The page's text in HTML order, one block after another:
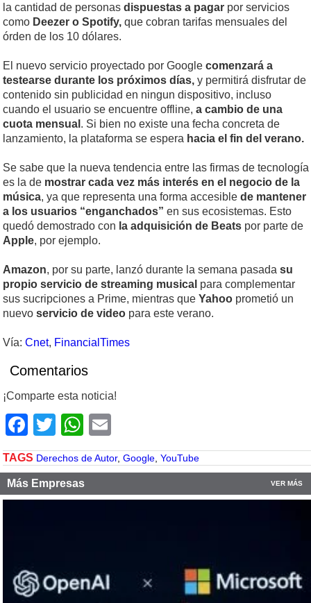
la cantidad de personas dispuestas a pagar por servicios
como Deezer o Spotify, que cobran tarifas mensuales del
órden de los 10 dólares.
El nuevo servicio proyectado por Google comenzará a
testearse durante los próximos días, y permitirá disfrutar de
contenido sin publicidad en ningun dispositivo, incluso
cuando el usuario se encuentre offline, a cambio de una
cuota mensual . Si bien no existe una fecha concreta de
lanzamiento, la plataforma se espera hacia el fin del verano.
Se sabe que la nueva tendencia entre las firmas de tecnología
es la de mostrar cada vez más interés en el negocio de la
música, ya que representa una forma accesible de mantener
a los usuarios “enganchados” en sus ecosistemas. Esto
quedó demostrado con la adquisición de Beats por parte de
Apple, por ejemplo.
Amazon, por su parte, lanzó durante la semana pasada su
propio servicio de streaming musical para complementar
sus sucripciones a Prime, mientras que Yahoo prometió un
nuevo servicio de video para este verano.
Vía: Cnet, FinancialTimes
Comentarios
¡Comparte esta noticia!
Facebook
TwitterWhatsApp
TAGS Derechos de Autor, Google YouTube
Más Empresas VER MÁS